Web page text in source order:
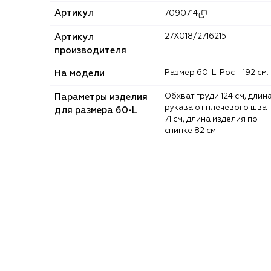
Артикул 7090714
Артикул
производителя
27X018/2716215
На модели Размер 60-L. Рост: 192 см.
Параметры изделия
для размера 60-L
Обхват груди 124 см, длина
рукава от плечевого шва
71 см, длина изделия по
спинке 82 см.